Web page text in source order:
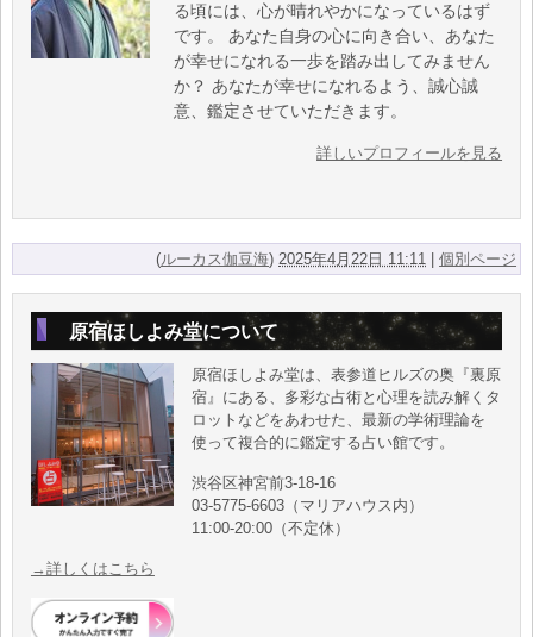
る頃には、心が晴れやかになっているはず
です。 あなた自身の心に向き合い、あなた
が幸せになれる一歩を踏み出してみません
か？ あなたが幸せになれるよう、誠心誠
意、鑑定させていただきます。
詳しいプロフィールを見る
(ルーカス伽豆海)2025年4月22日 11:11 |個別ページ
原宿ほしよみ堂について
原宿ほしよみ堂は、表参道ヒルズの奥『裏原
宿』にある、多彩な占術と心理を読み解くタ
ロットなどをあわせた、最新の学術理論を
使って複合的に鑑定する占い館です。
渋谷区神宮前3-18-16
03-5775-6603（マリアハウス内）
11:00-20:00（不定休）
→詳しくはこちら